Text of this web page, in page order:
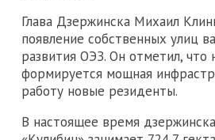
Глава Дзержинска Михаил
появление собственных улиц
развития ОЭЗ. Он отметил, что
формируется мощная
работу новые резиденты.
В настоящее время